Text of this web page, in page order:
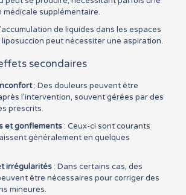
supplémentaire.
de liquides dans les espaces
liposuccion peut nécessiter une aspiration.
secondaires
: Des douleurs peuvent être
l’intervention, souvent gérées par des
prescrits.
et gonflements: Ceux-ci sont courants
généralement en quelques
irrégularités: Dans certains cas, des
être nécessaires pour corriger des
mineures.